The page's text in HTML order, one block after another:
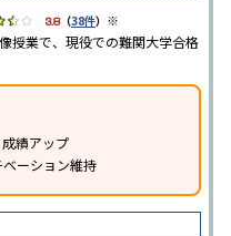
3.8（38件） ※
授業で、現役での難関大学合格
績アップ
ーション維持